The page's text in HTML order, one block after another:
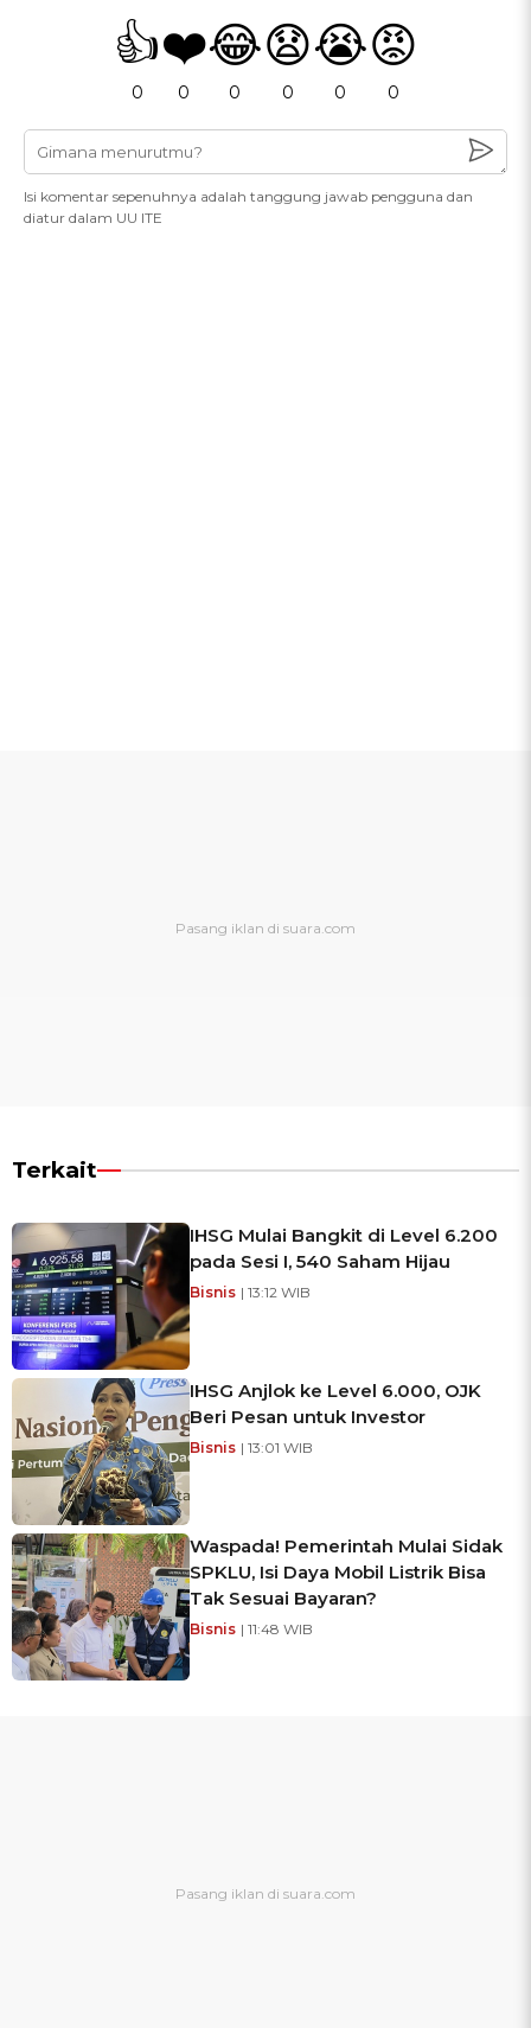
👍
0
❤️
0
😂
0
😧
0
😭
0
😡
0
Isi komentar sepenuhnya adalah tanggung jawab pengguna dan
diatur dalam UU ITE
Terkait
IHSG Mulai Bangkit di Level 6.200
pada Sesi I, 540 Saham Hijau
Bisnis | 13:12 WIB
IHSG Anjlok ke Level 6.000, OJK
Beri Pesan untuk Investor
Bisnis | 13:01 WIB
Waspada! Pemerintah Mulai Sidak
SPKLU, Isi Daya Mobil Listrik Bisa
Tak Sesuai Bayaran?
Bisnis | 11:48 WIB